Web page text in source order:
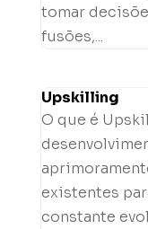
tomar
fusões,...
Upskilling
O que é
existentes
constante